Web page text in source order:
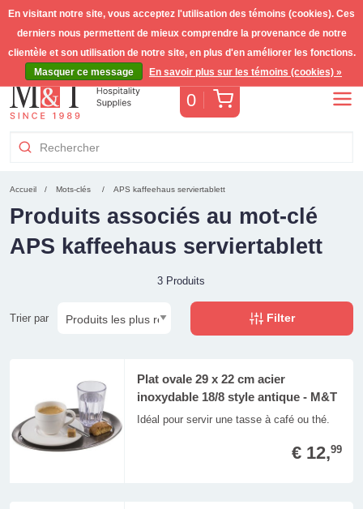
0 Panier
Accueil Mots-clés APS kaffeehaus serviertablett
Produits associés au mot-clé
APS kaffeehaus serviertablett
3 Produits
Trier par Filter
Plat ovale 29 x 22 cm acier
inoxydable 18/8 style antique - M&T
Idéal pour servir une tasse à café ou thé.
€ 12,99
En visitant notre site, vous acceptez l'utilisation des témoins (cookies). Ces
derniers nous permettent de mieux comprendre la provenance de notre
clientèle et son utilisation de notre site, en plus d'en améliorer les fonctions.
Masquer ce message
En savoir plus sur les témoins (cookies) »